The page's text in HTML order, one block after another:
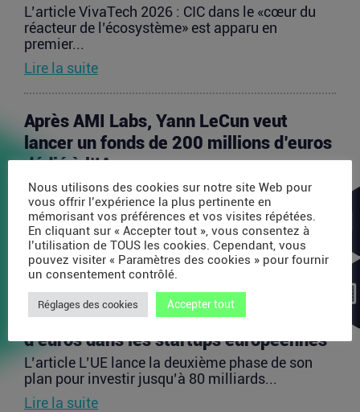
L’article VivaTech 2026 : CIC dans le «cœur du
réacteur de l’écosystème» est apparu en
premier...
Lire la suite
Après AMI Labs, Yann LeCun veut
lancer un fonds de 200 millions d’euros
dédié à l’IA
L’article Après AMI Labs, Yann LeCun veut lancer
un fonds de 200 millions d’euros dédié à l’IA
est...
Lire la suite
L’UE lance la deuxième phase de son
plan pour investir jusqu’à 80 milliards
d’euros dans les startups européennes
L’article L’UE lance la deuxième phase de son
plan pour investir jusqu’à 80 milliards...
Lire la suite
Nous utilisons des cookies sur notre site Web pour
vous offrir l’expérience la plus pertinente en
mémorisant vos préférences et vos visites répétées.
En cliquant sur « Accepter tout », vous consentez à
l’utilisation de TOUS les cookies. Cependant, vous
pouvez visiter « Paramètres des cookies » pour fournir
un consentement contrôlé.
Réglages des cookies Accepter tout